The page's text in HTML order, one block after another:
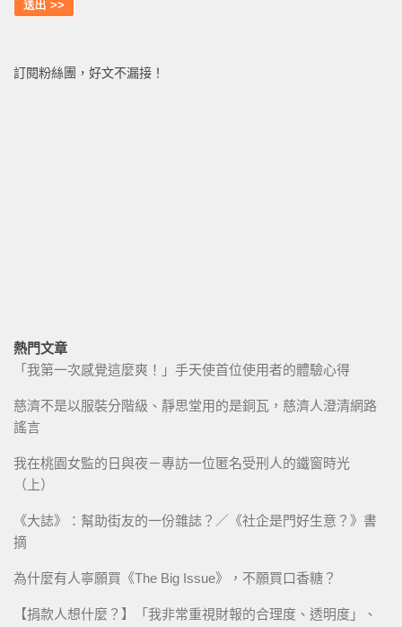
訂閱粉絲團，好文不漏接！
熱門文章
「我第一次感覺這麼爽！」手天使首位使用者的體驗心得
慈濟不是以服裝分階級、靜思堂用的是銅瓦，慈濟人澄清網路
謠言
我在桃園女監的日與夜－專訪一位匿名受刑人的鐵窗時光
（上）
《大誌》：幫助街友的一份雜誌？／《社企是門好生意？》書
摘
為什麼有人寧願買《The Big Issue》，不願買口香糖？
【捐款人想什麼？】「我非常重視財報的合理度、透明度」、